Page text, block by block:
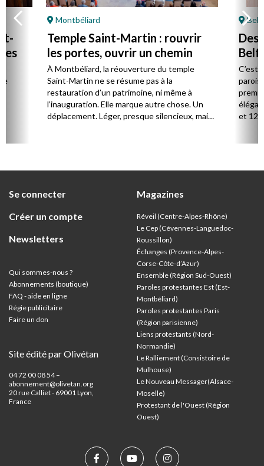
Montbéliard
Temple Saint-Martin : rouvrir
les portes, ouvrir un chemin
À Montbéliard, la réouverture du temple
Saint-Martin ne se résume pas à la
restauration d’un patrimoine, ni même à
l’inauguration. Elle marque autre chose. Un
déplacement. Léger, presque silencieux, mais
Des
C’est
et 12
Se connecter
Créer un compte
Newsletters
Qui sommes-nous ?
Abonnements (boutique)
FAQ - aide en ligne
Régie publicitaire
Faire un don
Site édité par Olivétan
04 72 00 08 54 –
abonnement@olivetan.org
20 rue Calliet - 69001 Lyon,
France
Magazines
Réveil (Centre-Alpes-Rhône)
Le Cep (Cévennes-Languedoc-
Roussillon)
Échanges (Provence-Alpes-
Corse-Côte-d’Azur)
Ensemble (Région Sud-Ouest)
Paroles protestantes Est (Est-
Montbéliard)
Paroles protestantes Paris
(Région parisienne)
Liens protestants (Nord-
Normandie)
Le Ralliement (Consistoire de
Mulhouse)
Le Nouveau Messager(Alsace-
Moselle)
Protestant de l'Ouest (Région
Ouest)